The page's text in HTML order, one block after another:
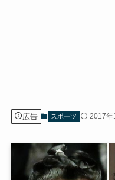
広告 スポーツ 2017年